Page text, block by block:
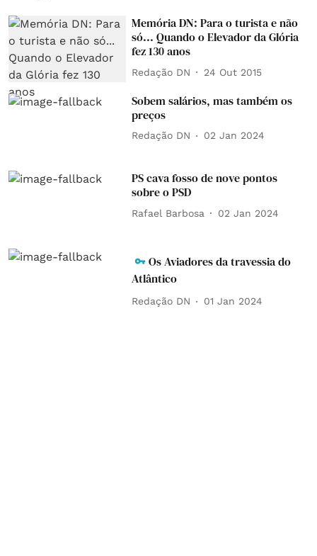
Memória DN: Para o turista e não
só... Quando o Elevador da Glória
fez 130 anos
Redação DN 24 Out 2015
Sobem salários, mas também os
preços
Redação DN 02 Jan 2024
PS cava fosso de nove pontos
sobre o PSD
Rafael Barbosa 02 Jan 2024
Os Aviadores da travessia do
Atlântico
Redação DN 01 Jan 2024